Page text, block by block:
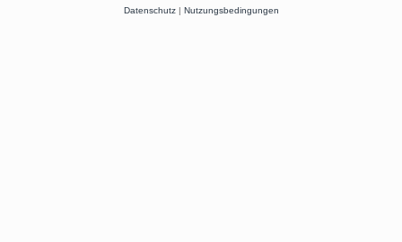
Datenschutz| Nutzungsbedingungen